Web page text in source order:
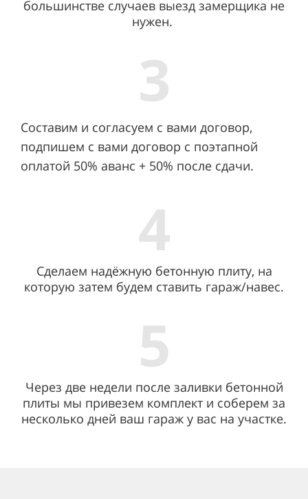
большинстве случаев выезд замерщика не
нужен.
3
Составим и согласуем с вами договор,
подпишем с вами договор с поэтапной
оплатой 50% аванс + 50% после сдачи.
4
Сделаем надёжную бетонную плиту, на
которую затем будем ставить гараж/навес.
5
Через две недели после заливки бетонной
плиты мы привезем комплект и соберем за
несколько дней ваш гараж у вас на участке.